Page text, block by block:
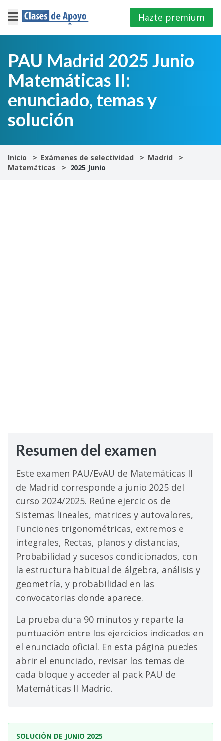
×
Iniciar
sesión
4º
E.S.O
1º
Bachillerato
Hazte premium
PAU Madrid 2025 Junio
Matemáticas II:
enunciado, temas y
solución
Inicio Exámenes de selectividad
Madrid
Matemáticas
2025 Junio
Resumen del examen
Este examen PAU/EvAU de Matemáticas II
de Madrid corresponde a junio 2025 del
curso 2024/2025. Reúne ejercicios de
Sistemas lineales, matrices y autovalores,
Funciones trigonométricas, extremos e
integrales, Rectas, planos y distancias,
Probabilidad y sucesos condicionados, con
la estructura habitual de álgebra, análisis y
geometría, y probabilidad en las
convocatorias donde aparece.
La prueba dura 90 minutos y reparte la
puntuación entre los ejercicios indicados en
el enunciado oficial. En esta página puedes
abrir el enunciado, revisar los temas de
cada bloque y acceder al pack PAU de
Matemáticas II Madrid.
SOLUCIÓN DE JUNIO 2025